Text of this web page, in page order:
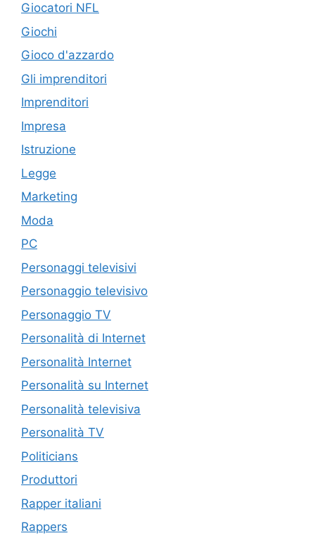
Giocatori NFL
Giochi
Gioco d'azzardo
Gli imprenditori
Imprenditori
Impresa
Istruzione
Legge
Marketing
Moda
PC
Personaggi televisivi
Personaggio televisivo
Personaggio TV
Personalità di Internet
Personalità Internet
Personalità su Internet
Personalità televisiva
Personalità TV
Politicians
Produttori
Rapper italiani
Rappers